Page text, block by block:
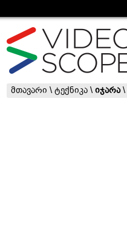
მთავარი \ ტექნიკა \ იჯარა\